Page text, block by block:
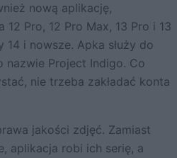
nową aplikację,
12 Pro, 12 Pro Max, 13 Pro i 13
14 i nowsze. Apka służy do
Project Indigo. Co
nie trzeba zakładać konta
jakości zdjęć. Zamiast
aplikacja robi ich serię, a